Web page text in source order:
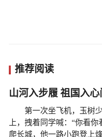
推荐阅读
山河入步履 祖国入心
第一次坐飞机，玉树
上，拽着同学喊：“你看
爬长城，他一路小跑登上